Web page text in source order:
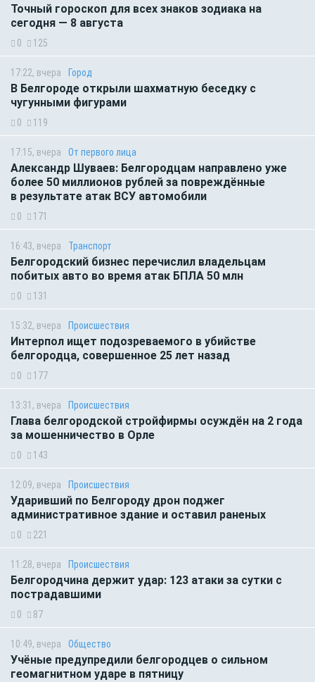
Точный гороскоп для всех знаков зодиака на
сегодня — 8 августа
0 125
17:22, вчера Город
В Белгороде открыли шахматную беседку с
чугунными фигурами
0 119
17:15, вчера От первого лица
Александр Шуваев: Белгородцам направлено уже
более 50 миллионов рублей за повреждённые
в результате атак ВСУ автомобили
0 171
16:43, вчера Транспорт
Белгородский бизнес перечислил владельцам
побитых авто во время атак БПЛА 50 млн
0 131
15:32, вчера Происшествия
Интерпол ищет подозреваемого в убийстве
белгородца, совершенное 25 лет назад
0 177
13:31, вчера Происшествия
Глава белгородской стройфирмы осуждён на 2 года
за мошенничество в Орле
0 143
12:09, вчера Происшествия
Ударивший по Белгороду дрон поджег
административное здание и оставил раненых
0 221
11:28, вчера Происшествия
Белгородчина держит удар: 123 атаки за сутки с
пострадавшими
0 87
10:49, вчера Общество
Учёные предупредили белгородцев о сильном
геомагнитном ударе в пятницу